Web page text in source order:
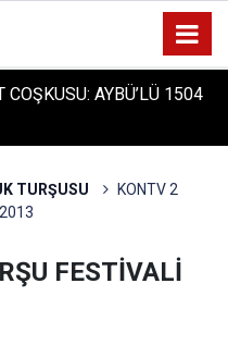
PROTÜRK PLAZMA
TEMELİ ATILDI
TURŞUSU
KONTV 2
FESTİVALİ